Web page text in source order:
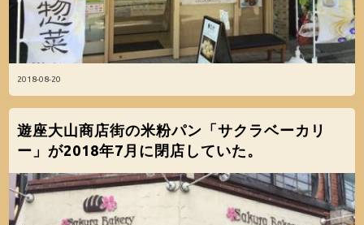
2018-08-20
遊座大山商店街の米粉パン「サクラベーカリ
ー」が2018年7月に閉店していた。